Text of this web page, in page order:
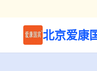
北京爱康